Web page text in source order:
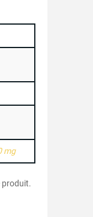
mg
produit.